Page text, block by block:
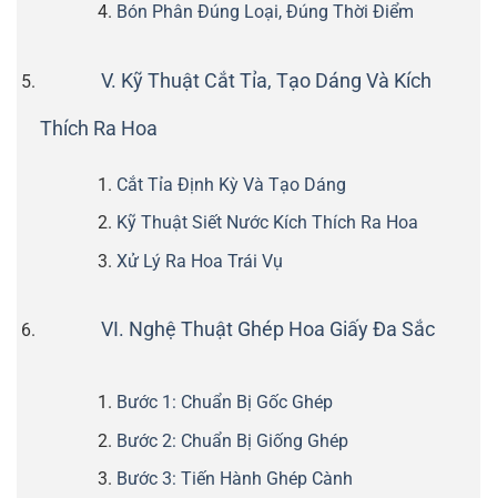
Bón Phân Đúng Loại, Đúng Thời Điểm
V. Kỹ Thuật Cắt Tỉa, Tạo Dáng Và Kích
Thích Ra Hoa
Cắt Tỉa Định Kỳ Và Tạo Dáng
Kỹ Thuật Siết Nước Kích Thích Ra Hoa
Xử Lý Ra Hoa Trái Vụ
VI. Nghệ Thuật Ghép Hoa Giấy Đa Sắc
Bước 1: Chuẩn Bị Gốc Ghép
Bước 2: Chuẩn Bị Giống Ghép
Bước 3: Tiến Hành Ghép Cành